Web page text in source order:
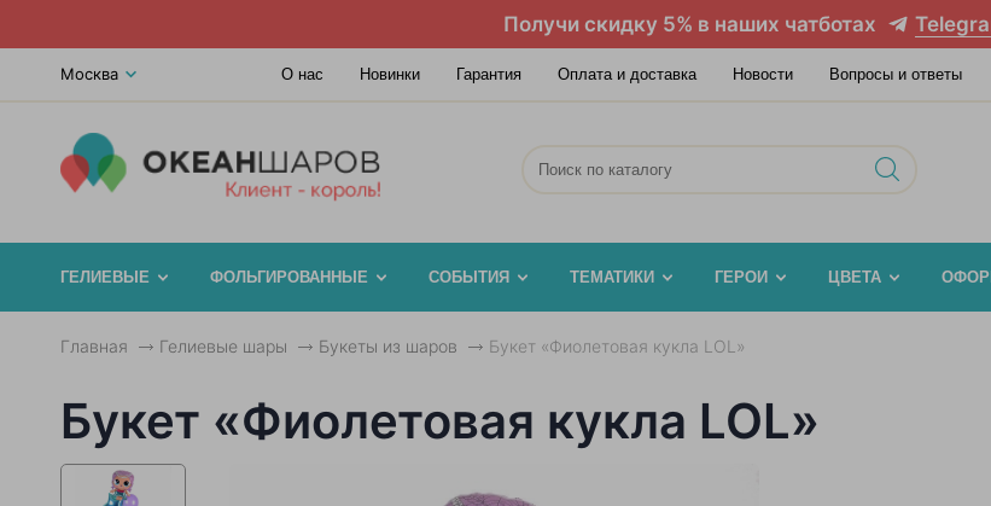
Получи скидку 5% в наших чатботах
Москва О нас Новинки Гарантия Оплата и доставка Новости Вопросы и ответы
ГЕЛИЕВЫЕ ФОЛЬГИРОВАННЫЕ СОБЫТИЯ ТЕМАТИКИ ГЕРОИ ЦВЕТА
Главная Гелиевые шары Букеты из шаров Букет «Фиолетовая кукла LOL»
Букет «Фиолетовая кукла LOL»